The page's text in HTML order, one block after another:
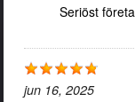
Seriöst
jun 16, 2025